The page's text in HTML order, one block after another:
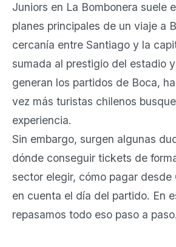
Juniors en La Bombonera suele
planes principales de un viaje a
cercanía entre Santiago y la
sumada al prestigio del estadio
generan los partidos de Boca,
vez más turistas chilenos
experiencia.
Sin embargo, surgen algunas
dónde conseguir tickets de
sector elegir, cómo pagar desde
en cuenta el día del partido. En
repasamos todo eso paso a paso.